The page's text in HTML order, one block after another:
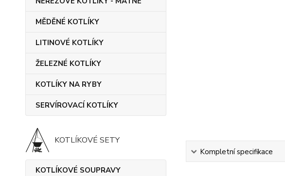
MĚDĚNÉ KOTLÍKY
LITINOVÉ KOTLÍKY
ŽELEZNÉ KOTLÍKY
KOTLÍKY NA RYBY
SERVÍROVACÍ KOTLÍKY
KOTLÍKOVÉ SETY
KOTLÍKOVÉ SOUPRAVY
Kompletní specifikace